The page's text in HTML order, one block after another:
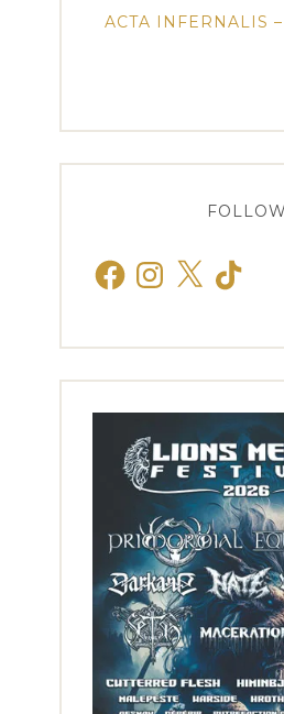
ACTA INFERNALIS
FOLLOW
FacebookInstagram
X TikTok